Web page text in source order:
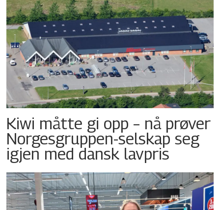
Kiwi måtte gi opp – nå prøver
Norgesgruppen-selskap seg
igjen med dansk lavpris